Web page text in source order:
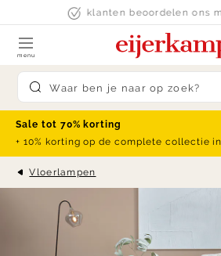
Skip to content Ruim 250
Submit search
menu
Sale tot 70% korting
+ 10% korting op de complete collectie
Vloerlampen